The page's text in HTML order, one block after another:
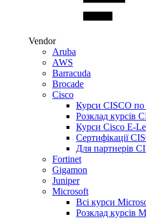
Vendor
Aruba
AWS
Barracuda
Brocade
Cisco
Курси CISCO по
Розклад курсів
Курси Cisco E-
Сертифікації
Для партнерів
Fortinet
Gigamon
Juniper
Microsoft
Всі курси
Розклад курсів